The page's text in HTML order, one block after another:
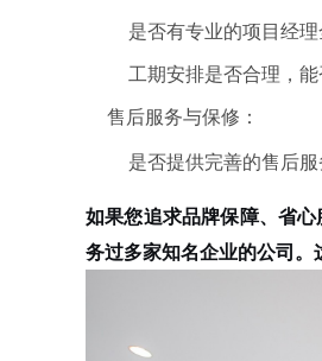
是否有专业的项目经
工期安排是否合理，
售后服务与保修：
是否提供完善的售后
如果您追求品牌保障、省
务过多家知名企业的公司。